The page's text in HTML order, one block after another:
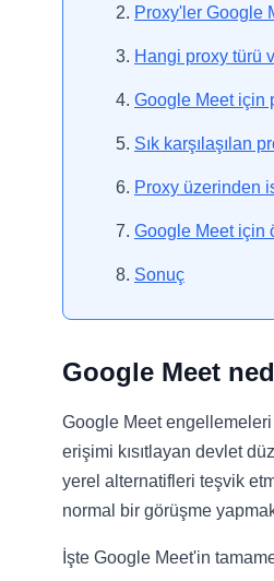
Proxy'ler Google
Hangi proxy türü
Google Meet için
Sık karşılaşılan
Proxy üzerinden
Google Meet için
Sonuç
Google Meet
Google Meet
erişimi kısıtlayan devlet
yerel alternatifleri teşvik
normal bir görüşme
İşte Google Meet'in